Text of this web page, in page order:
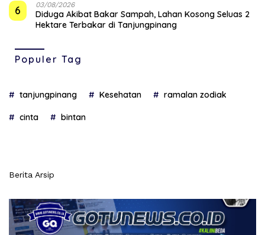
6 03/08/2026
Diduga Akibat Bakar Sampah, Lahan Kosong Seluas 2
Hektare Terbakar di Tanjungpinang
Populer Tag
tanjungpinang Kesehatan ramalan zodiak
cinta bintan
Berita Arsip